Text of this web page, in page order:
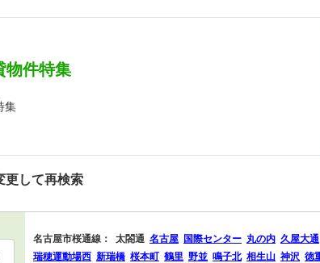
物件特集
集
更して再検索
名古屋市桜通線： 太閤通 名古屋 国際センター 丸の内 久屋大通
瑞穂運動場西 新瑞橋 桜本町 鶴里 野並 鳴子北 相生山 神沢 徳